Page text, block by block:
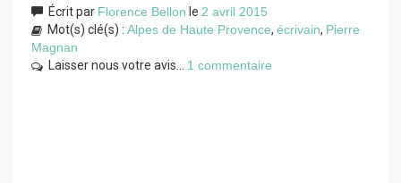
Écrit par Florence Bellon le 2 avril 2015
Mot(s) clé(s) : Alpes de Haute Provence, écrivain, Pierre
Magnan
Laisser nous votre avis... 1 commentaire